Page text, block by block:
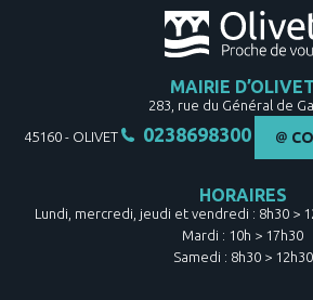
MAIRIE D’OLIVET
283, rue du Général de
45160 - OLIVET 0238698300
HORAIRES
Lundi, mercredi, jeudi et vendredi : 8h30 >
Mardi : 10h > 17h30
Samedi : 8h30 > 12h30